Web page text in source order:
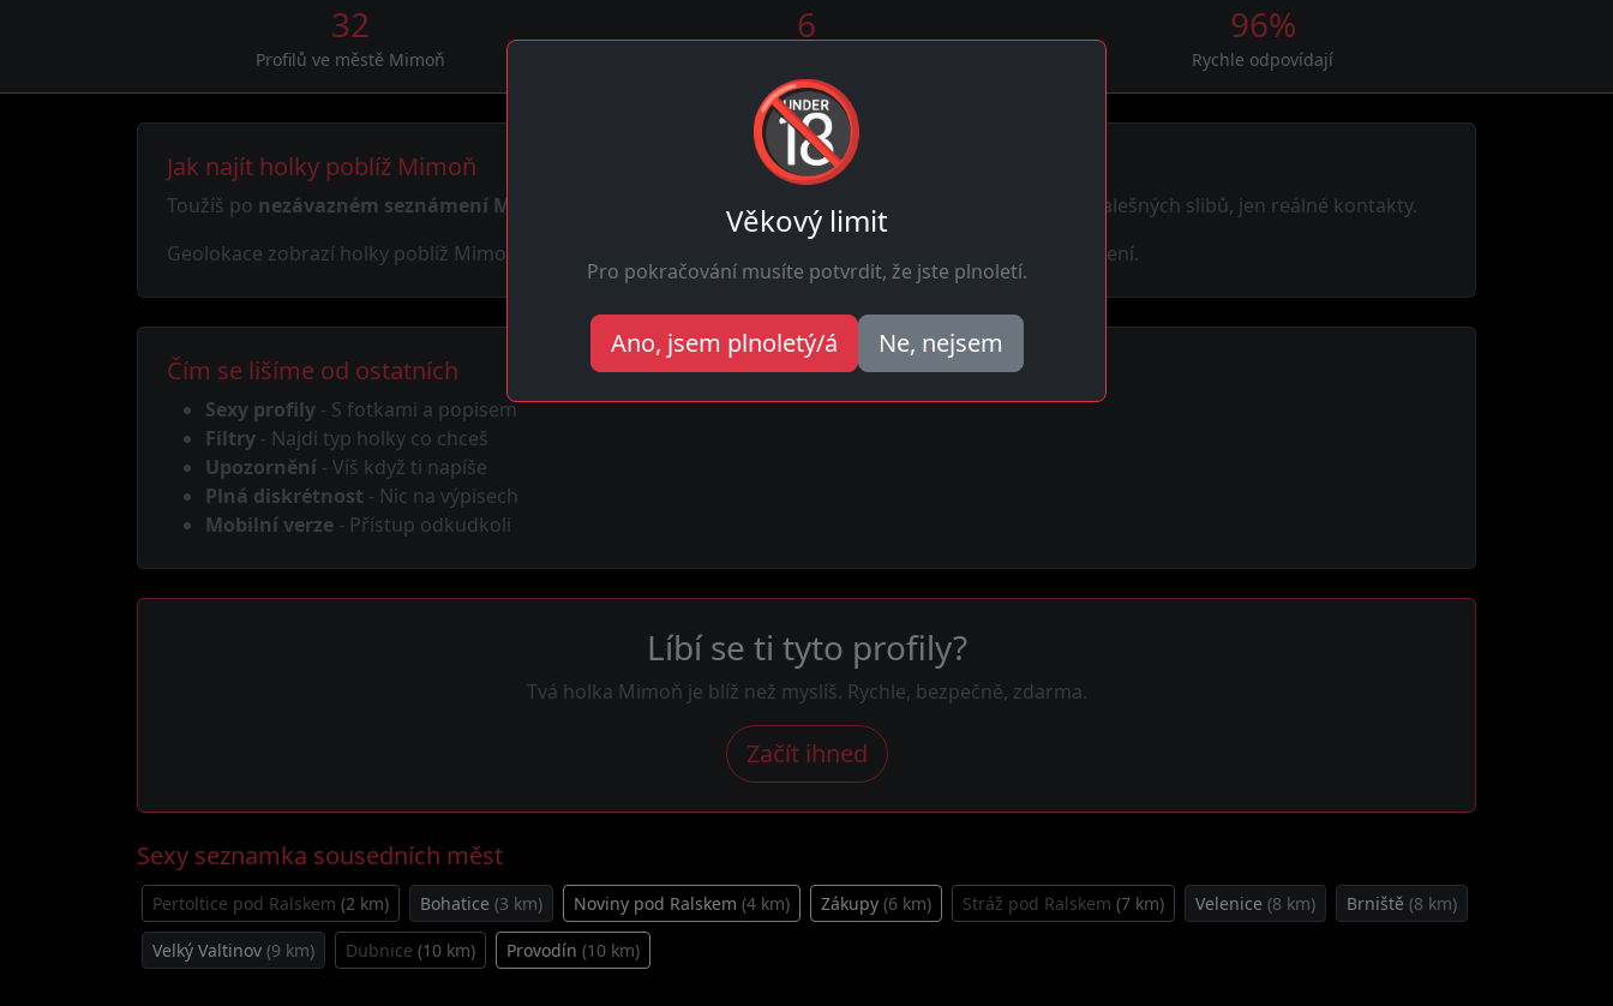
32
Profilů ve městě Mimoň
6 96%
Rychle odpovídají
Jak najít holky poblíž Mimoň
Toužíš po nezávazném seznámení Mimoň
? Naše platforma propojuje muže a holky pro flirt i víc. Bez falešných slibů, jen reálné kontakty.
Geolokace zobrazí holky poblíž Mimoň. Nejbližší sexy profily na prvním místě, žádné zdlouhavé procházení.
Čím se lišíme od ostatních
Sexy profily - S fotkami a popisem
Filtry - Najdi typ holky co chceš
Upozornění - Víš když ti napíše
Plná diskrétnost - Nic na výpisech
Mobilní verze - Přístup odkudkoli
Líbí se ti tyto profily?
Tvá holka Mimoň je blíž než myslíš. Rychle, bezpečně, zdarma.
Začít ihned
Sexy seznamka sousedních měst
Pertoltice pod Ralskem (2 km) Bohatice (3 km) Noviny pod Ralskem (4 km) Zákupy (6 km) Stráž pod Ralskem (7 km) Velenice (8 km) Brniště (8 km)
Velký Valtinov (9 km) Dubnice (10 km) Provodín (10 km)
🔞
Věkový limit
Pro pokračování musíte potvrdit, že jste plnoletí.
Ano, jsem plnoletý/á Ne, nejsem